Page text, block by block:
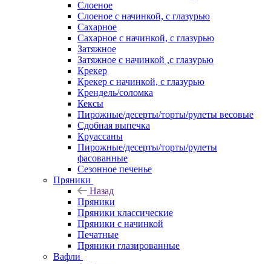
Слоеное
Слоеное с начинкой, с глазурью
Сахарное
Сахарное с начинкой, с глазурью
Затяжное
Затяжное с начинкой ,с глазурью
Крекер
Крекер с начинкой, с глазурью
Крендель/соломка
Кексы
Пирожные/десерты/торты/рулеты весовые
Сдобная выпечка
Круассаны
Пирожные/десерты/торты/рулеты
фасованные
Сезонное печенье
Пряники
Назад
Пряники
Пряники классические
Пряники с начинкой
Печатные
Пряники глазированные
Вафли